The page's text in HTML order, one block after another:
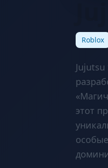
Roblox
этот